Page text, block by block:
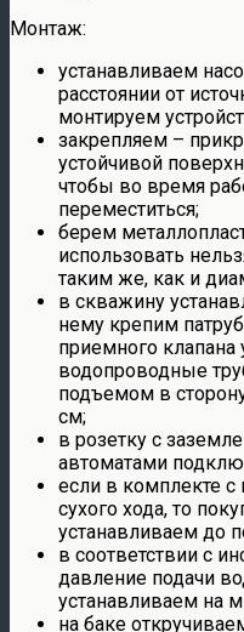
Монтаж:
устанавливаем
расстоянии от
монтируем
закрепляем –
устойчивой
чтобы во время
переместиться;
берем
использовать
таким же, как и
в скважину
нему крепим
приемного клапана
водопроводные
подъемом в
см;
в розетку с
автоматами
если в комплекте
сухого хода, то
устанавливаем до
в соответствии с
давление подачи
устанавливаем на
на баке